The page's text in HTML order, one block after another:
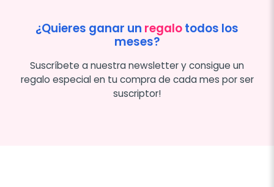
¿Quieres ganar un regalotodos los
meses?
Suscríbete a nuestra newsletter y consigue un
regalo especial en tu compra de cada mes por ser
suscriptor!